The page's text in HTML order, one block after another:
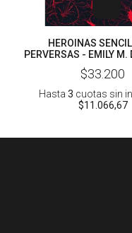
HEROINAS
PERVERSAS - EMILY M.
$33.200
Hasta 3 cuotas sin
$11.066,67